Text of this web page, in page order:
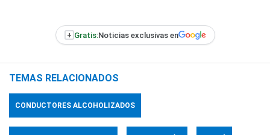
+ Gratis:Noticias exclusivas en
TEMAS RELACIONADOS
CONDUCTORES ALCOHOLIZADOS